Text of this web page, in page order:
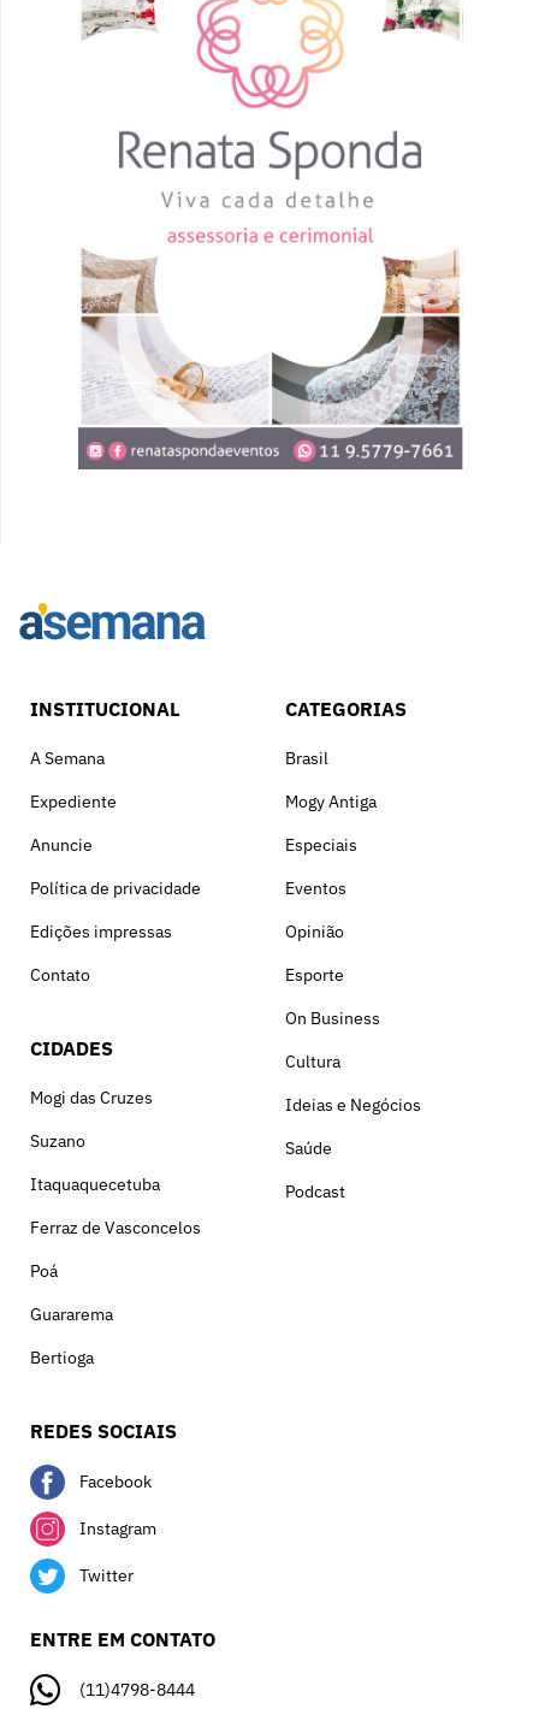
INSTITUCIONAL
A Semana
Expediente
Anuncie
Política de privacidade
Edições impressas
Contato
CIDADES
Mogi das Cruzes
Suzano
Itaquaquecetuba
Ferraz de Vasconcelos
Poá
Guararema
Bertioga
CATEGORIAS
Brasil
Mogy Antiga
Especiais
Eventos
Opinião
Esporte
On Business
Cultura
Ideias e Negócios
Saúde
Podcast
REDES SOCIAIS
Facebook
Instagram
Twitter
ENTRE EM CONTATO
(11)4798-8444